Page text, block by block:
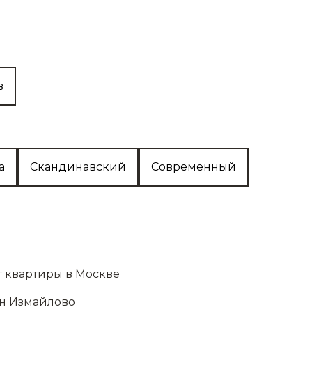
Скандинавский Современный